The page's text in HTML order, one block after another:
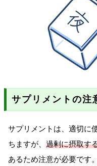
サプリメントの注
サプリメントは、適切に
ちますが、 過剰に摂取す
あるため注意が必要です。